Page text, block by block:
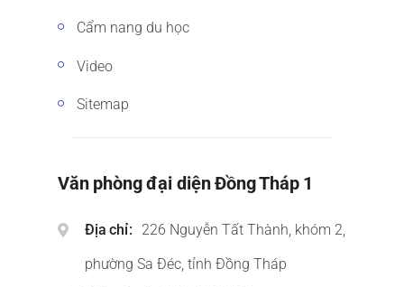
Cẩm nang du học
Video
Sitemap
Văn phòng đại diện Đồng Tháp 1
Địa chỉ
226 Nguyễn Tất Thành, khóm 2,
phường Sa Đéc, tỉnh Đồng Tháp